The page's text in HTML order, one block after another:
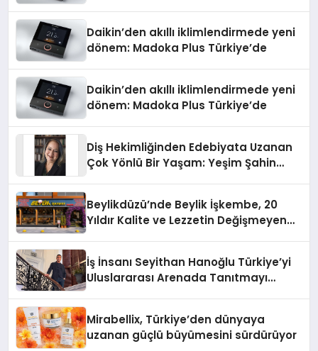
Daikin’den akıllı iklimlendirmede yeni
dönem: Madoka Plus Türkiye’de
Daikin’den akıllı iklimlendirmede yeni
dönem: Madoka Plus Türkiye’de
Diş Hekimliğinden Edebiyata Uzanan
Çok Yönlü Bir Yaşam: Yeşim Şahin
Beylikdüzü’nde Beylik İşkembe, 20
Yıldır Kalite ve Lezzetin Değişmeyen
İş İnsanı Seyithan Hanoğlu Türkiye’yi
Uluslararası Arenada Tanıtmayı
Mirabellix, Türkiye’den dünyaya
uzanan güçlü büyümesini sürdürüyor